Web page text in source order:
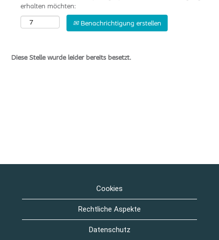
erhalten möchten:
Benachrichtigung erstellen
Diese Stelle wurde leider bereits besetzt.
Cookies
Rechtliche Aspekte
Datenschutz